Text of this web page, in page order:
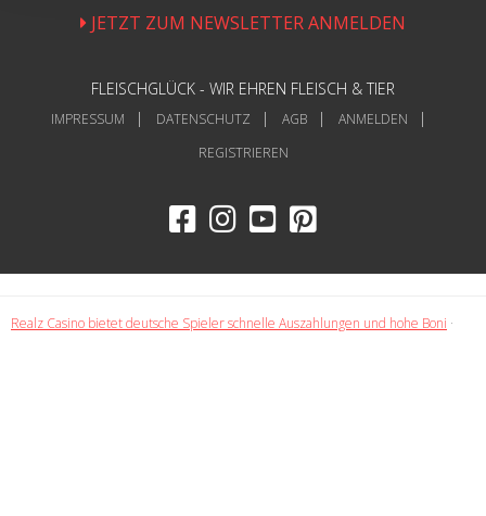
JETZT ZUM NEWSLETTER ANMELDEN
FLEISCHGLÜCK - WIR EHREN FLEISCH & TIER
IMPRESSUM DATENSCHUTZ AGB
ANMELDEN
REGISTRIEREN
Realz Casino bietet deutsche Spieler schnelle Auszahlungen und hohe Boni ·